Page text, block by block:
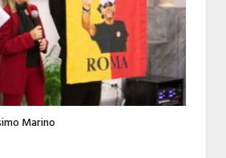
Marino